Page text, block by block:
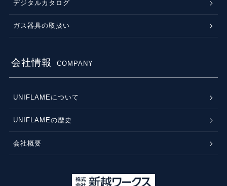
デジタルカタログ
ガス器具の取扱い
会社情報 COMPANY
UNIFLAMEについて
UNIFLAMEの歴史
会社概要